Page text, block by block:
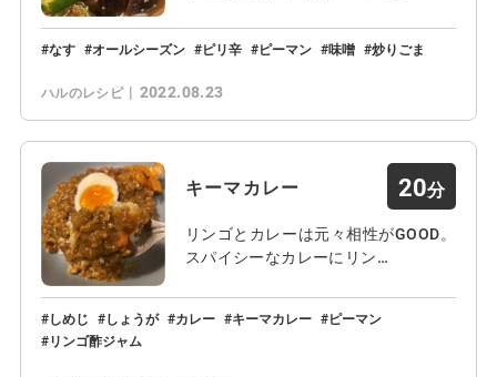
なす オールシーズン ピリ辛 ピーマン 味噌 炒りごま
ハルのレシピ 2022.08.23
キーマカレー 20
リンゴとカレーは元々相性がGOOD。
スパイシーなカレーにリン…
しめじ しょうが カレー キーマカレー
ピーマン
リンゴ酢ジャム